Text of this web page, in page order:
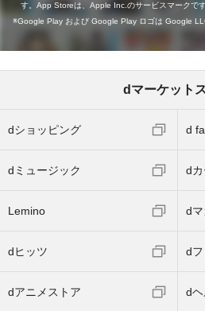
す。App Storeは、Apple Inc.のサービスマークです
Google Play および Google Play ロゴは Google
dマーケット
dショッピング d
dミュージック d
Lemino d
dヒッツ dフ
dアニメストア d